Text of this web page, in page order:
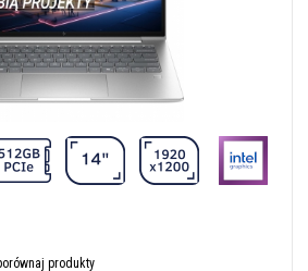
produkty